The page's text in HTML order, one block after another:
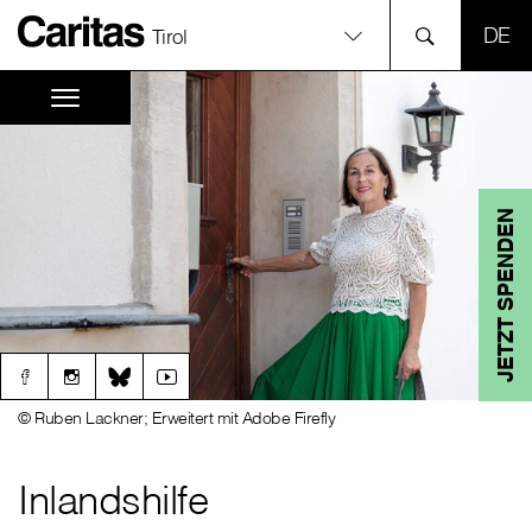
Tirol
JETZT SPENDEN
Inlandshilfe
© Ruben Lackner; Erweitert mit Adobe Firefly